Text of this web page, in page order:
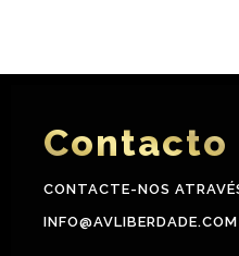
Contacto
CONTACTE-NOS
INFO@AVLIBERDADE.COM